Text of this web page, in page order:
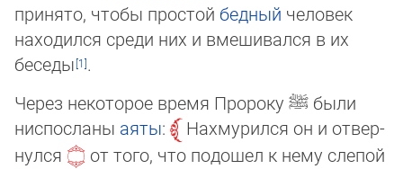
принято, чтобы простой бедный че­ло­век
находился среди них и вмешивался в их
беседы
.
Через некоторое время Пророку ﷺ были
ниспосланы аяты:
Нахмурился он и от­вер­
нул­ся
от того, что подошел к нему слепой